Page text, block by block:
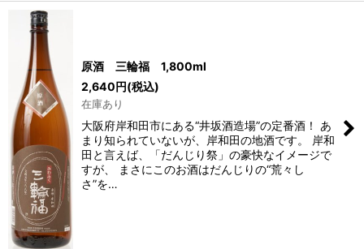
原酒 三輪福 1,800ml
2,640円(税込)
在庫あり
大阪府岸和田市にある“井坂酒造場”の定番酒！ あ
まり知られていないが、岸和田の地酒です。 岸和
田と言えば、「だんじり祭」の豪快なイメージで
すが、 まさにこのお酒はだんじりの“荒々し
さ”を…